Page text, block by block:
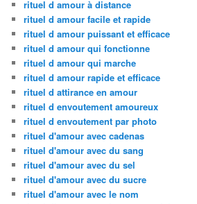
rituel d amour à distance
rituel d amour facile et rapide
rituel d amour puissant et efficace
rituel d amour qui fonctionne
rituel d amour qui marche
rituel d amour rapide et efficace
rituel d attirance en amour
rituel d envoutement amoureux
rituel d envoutement par photo
rituel d'amour avec cadenas
rituel d'amour avec du sang
rituel d'amour avec du sel
rituel d'amour avec du sucre
rituel d'amour avec le nom